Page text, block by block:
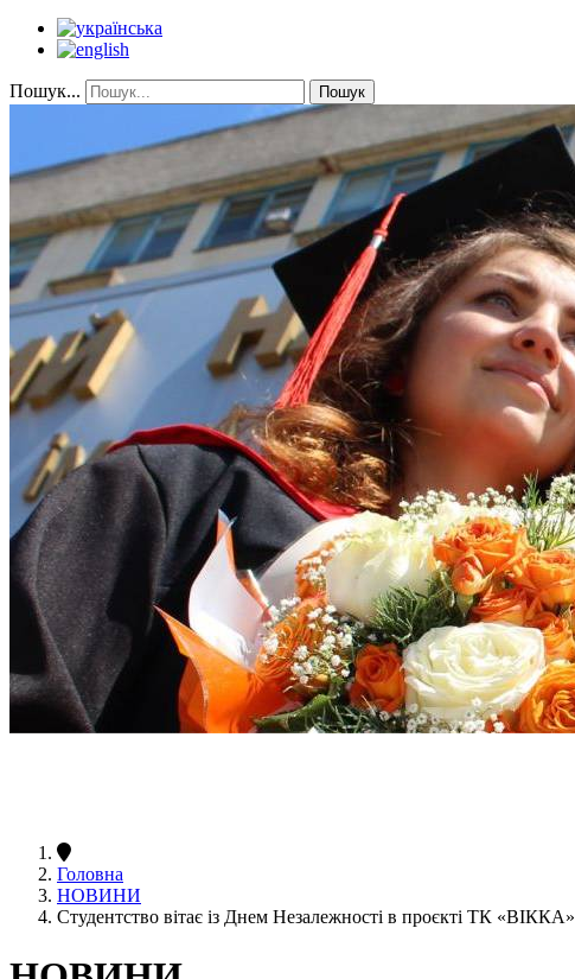
Пошук... Пошук
Головна
НОВИНИ
Студентство вітає із Днем Незалежності в проєкті ТК «ВІККА»